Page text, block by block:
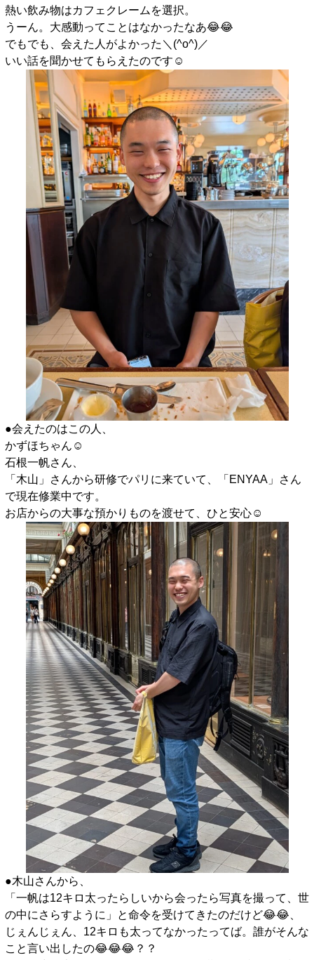
熱い飲み物はカフェクレームを選択。
うーん。大感動ってことはなかったなあ😂😂
でもでも、会えた人がよかった＼(^o^)／
いい話を聞かせてもらえたのです☺️
●会えたのはこの人、
かずほちゃん☺️
石根一帆さん、
「木山」さんから研修でパリに来ていて、「ENYAA」さん
で現在修業中です。
お店からの大事な預かりものを渡せて、ひと安心☺️
●木山さんから、
「一帆は12キロ太ったらしいから会ったら写真を撮って、世
の中にさらすように」と命令を受けてきたのだけど😂😂、
じぇんじぇん、12キロも太ってなかったってば。誰がそんな
こと言い出したの😂😂😂？？